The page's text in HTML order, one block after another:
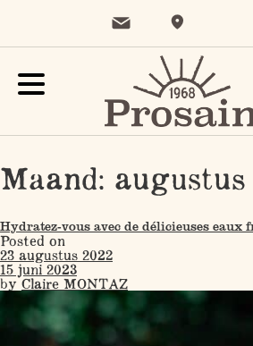
Maand: augustus
Hydratez-vous avec de délicieuses eaux
Posted on
23 augustus 2022
15 juni 2023
byClaire MONTAZ